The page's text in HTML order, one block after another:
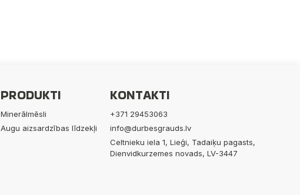
PRODUKTI
Minerālmēsli
Augu aizsardzības līdzekļi
KONTAKTI
+371 29453063
info@durbesgrauds.lv
Celtnieku iela 1, Lieģi, Tadaiķu pagasts,
Dienvidkurzemes novads, LV-3447